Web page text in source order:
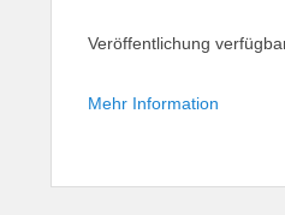
Veröffentlichung
Mehr Information